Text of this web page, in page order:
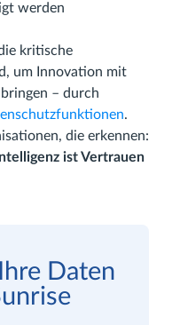
werden
kritische
um Innovation mit
– durch
.
die erkennen:
ist Vertrauen
Daten